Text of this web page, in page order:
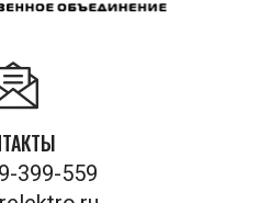
399-559